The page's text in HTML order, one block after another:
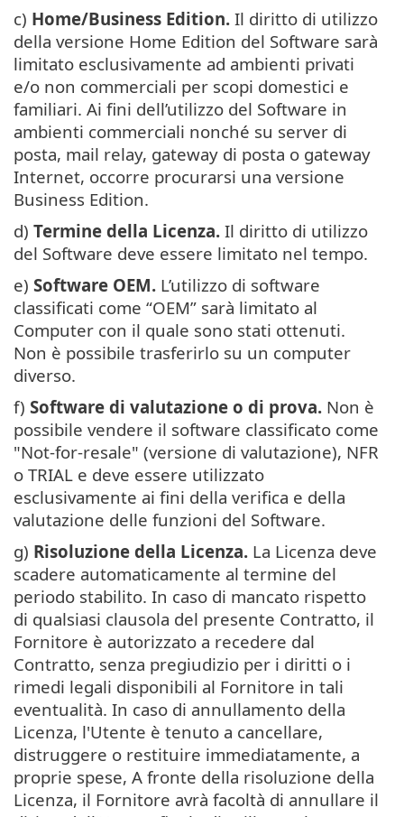
c) Home/Business Edition. Il diritto di utilizzo
della versione Home Edition del Software sarà
limitato esclusivamente ad ambienti privati
e/o non commerciali per scopi domestici e
familiari. Ai fini dell’utilizzo del Software in
ambienti commerciali nonché su server di
posta, mail relay, gateway di posta o gateway
Internet, occorre procurarsi una versione
Business Edition.
d) Termine della Licenza. Il diritto di utilizzo
del Software deve essere limitato nel tempo.
e) Software OEM. L’utilizzo di software
classificati come “OEM” sarà limitato al
Computer con il quale sono stati ottenuti.
Non è possibile trasferirlo su un computer
diverso.
f) Software di valutazione o di prova. Non è
possibile vendere il software classificato come
"Not-for-resale" (versione di valutazione), NFR
o TRIAL e deve essere utilizzato
esclusivamente ai fini della verifica e della
valutazione delle funzioni del Software.
g) Risoluzione della Licenza. La Licenza deve
scadere automaticamente al termine del
periodo stabilito. In caso di mancato rispetto
di qualsiasi clausola del presente Contratto, il
Fornitore è autorizzato a recedere dal
Contratto, senza pregiudizio per i diritti o i
rimedi legali disponibili al Fornitore in tali
eventualità. In caso di annullamento della
Licenza, l'Utente è tenuto a cancellare,
distruggere o restituire immediatamente, a
proprie spese, A fronte della risoluzione della
Licenza, il Fornitore avrà facoltà di annullare il